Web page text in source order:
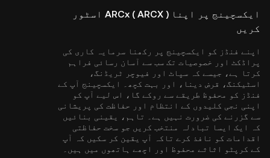
ایکسچینج پر اپنا ARCx ( ARCX ) اسٹور
کریں
اپنے فنڈز کو ایکسچینج پر رکھنا سرمایہ کاری کی
پراڈکٹ اور خصوصیات تک سب سے آسان رسائی فراہم
کرتا ہے، جیسے کہ سپاٹ اور فیوچر ٹریڈنگ،
اسٹیکنگ، قرض دینا، اور بہت کچھ۔ ایکسچینج آپ کے
فنڈز کو محفوظ طریقے سے روکے گا، اس لیے آپ کو
اپنی نجی کلیدوں کے انتظام اور حفاظت کی پریشانی
سے گزرنے کی ضرورت نہیں ہے۔ تاہم، یقینی بنائیں
کہ ایک ایسا تبادلہ منتخب کریں جو سخت حفاظتی
اقدامات کو نافذ کرے تاکہ آپ یقین کر سکیں کہ آپ
کے کرپٹو اثاثے محفوظ اور اچھے ہاتھوں میں ہیں۔